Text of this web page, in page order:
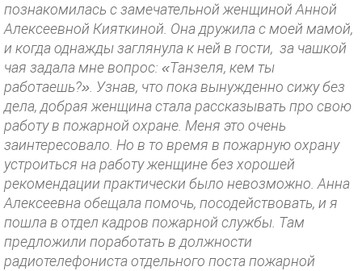
познакомилась с замечательной женщиной Анной
Алексеевной Кияткиной. Она дружила с моей мамой,
и когда однажды заглянула к ней в гости, за чашкой
чая задала мне вопрос: «Танзеля, кем ты
работаешь?». Узнав, что пока вынужденно сижу без
дела, добрая женщина стала рассказывать про свою
работу в пожарной охране. Меня это очень
заинтересовало. Но в то время в пожарную охрану
устроиться на работу женщине без хорошей
рекомендации практически было невозможно. Анна
Алексеевна обещала помочь, посодействовать, и я
пошла в отдел кадров пожарной службы. Там
предложили поработать в должности
радиотелефониста отдельного поста пожарной